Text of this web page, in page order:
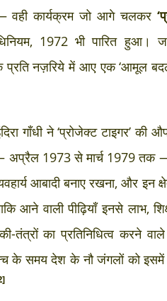
कार्यक्रम जो आगे चलकर
1972 भी पारित हुआ।
प्रति नज़रिये में आए एक ‘आमूल
गाँधी ने ‘प्रोजेक्ट टाइगर’ की
अप्रैल 1973 से मार्च 1979 तक
आबादी बनाए रखना, और इन
आने वाली पीढ़ियाँ इनसे लाभ,
का प्रतिनिधित्व करने वाले
के समय देश के नौ जंगलों को इसमें